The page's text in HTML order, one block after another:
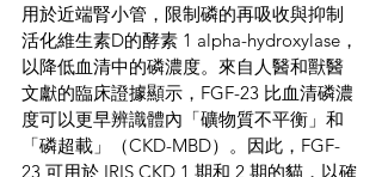
用於近端腎小管，限制磷的再吸收與抑制
活化維生素D的酵素 1 alpha-hydroxylase，
以降低血清中的磷濃度。來自人醫和獸醫
文獻的臨床證據顯示，FGF-23 比血清磷濃
度可以更早辨識體內「礦物質不平衡」和
「磷超載」（CKD-MBD）。因此，FGF-
23 可用於 IRIS CKD 1 期和 2 期的貓，以確